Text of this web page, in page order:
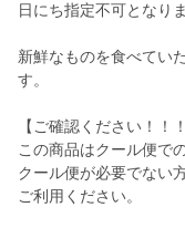
日にち指定不可となりま
新鮮なものを食べてい
す。
【ご確認ください！！！
この商品はクール便で
クール便が必要でない
ご利用ください。